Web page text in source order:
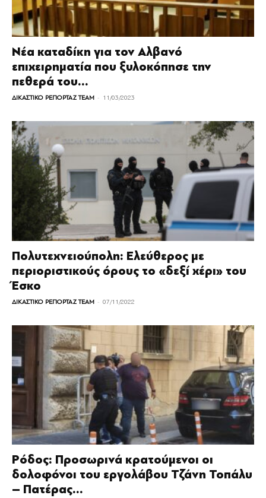
Νέα καταδίκη για τον Αλβανό
επιχειρηματία που ξυλοκόπησε την
πεθερά του...
ΔΙΚΑΣΤΙΚΟ ΡΕΠΟΡΤΑΖ TEAM - 11/03/2023
Πολυτεχνειούπολη: Ελεύθερος με
περιοριστικούς όρους το «δεξί χέρι» του
Έσκο
ΔΙΚΑΣΤΙΚΟ ΡΕΠΟΡΤΑΖ TEAM - 07/11/2022
Ρόδος: Προσωρινά κρατούμενοι οι
δολοφόνοι του εργολάβου Τζάνη Τοπάλυ
– Πατέρας...